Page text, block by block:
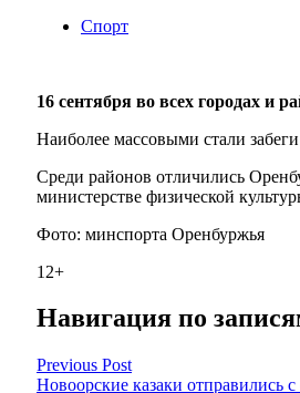
Спорт
16 сентября во всех городах и
Наиболее массовыми стали
Среди районов отличились
министерстве физической
Фото: минспорта Оренбуржья
12+
Навигация по
Previous Post
Новоорские казаки